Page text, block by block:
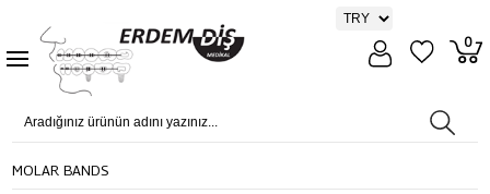
0
MOLAR BANDS